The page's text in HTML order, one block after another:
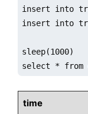
insert into
insert into
sleep(1000)
select * from
time